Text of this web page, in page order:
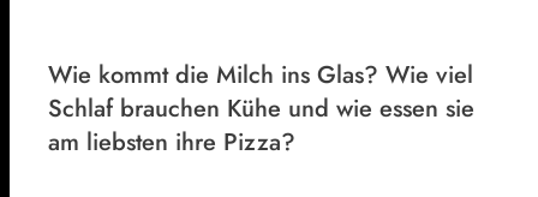
Wie kommt die Milch ins Glas? Wie viel
Schlaf brauchen Kühe und wie essen sie
am liebsten ihre Pizza?